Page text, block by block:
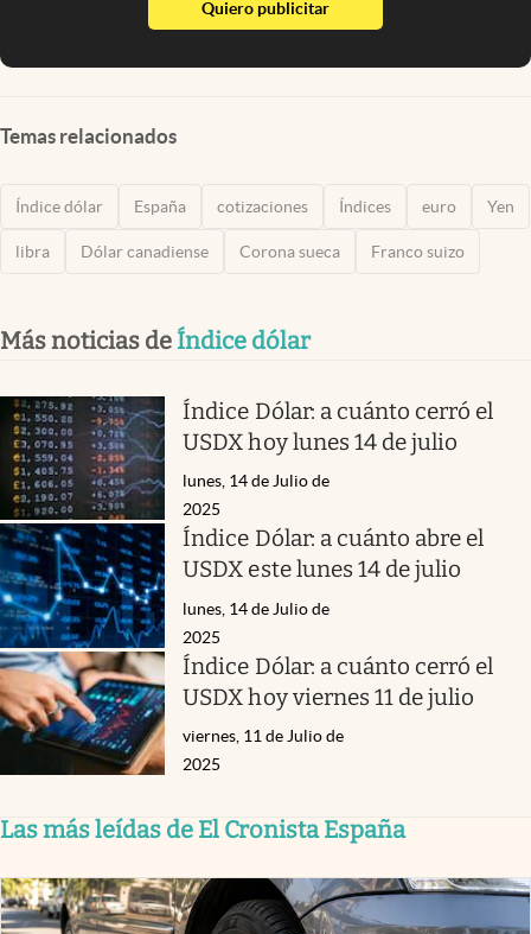
Quiero publicitarabre en nueva pestaña
Temas relacionados
Índice dólar España cotizaciones Índices euro Yen
libra Dólar canadiense Corona sueca Franco suizo
Más noticias de Índice dólar
Índice Dólar: a cuánto cerró el
USDX hoy lunes 14 de julio
lunes, 14 de Julio de
2025
Índice Dólar: a cuánto abre el
USDX este lunes 14 de julio
lunes, 14 de Julio de
2025
Índice Dólar: a cuánto cerró el
USDX hoy viernes 11 de julio
viernes, 11 de Julio de
2025
Las más leídas de El Cronista España